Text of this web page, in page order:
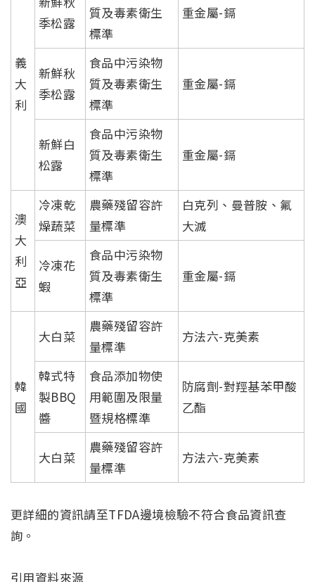
義
大
利
季松露
質及毒素衛生
標準
重金屬-鎘
新鮮秋
季松露
食品中污染物
質及毒素衛生
標準
重金屬-鎘
新鮮白
松露
食品中污染物
質及毒素衛生
標準
重金屬-鎘
澳
大
利
亞
冷凍乾
燥蔬菜
農藥殘留容許
量標準
白克列、曼普胺、氟
大滅
冷凍花
蝦
食品中污染物
質及毒素衛生
標準
重金屬-鎘
韓
國
大白菜
農藥殘留容許
量標準
方法六-克美素
韓式特
製BBQ
醬
食品添加物使
用範圍及限量
暨規格標準
防腐劑-對羥基苯甲酸
乙酯
大白菜
農藥殘留容許
量標準
方法六-克美素
更詳細的資訊請至TFDA邊境檢驗不符合食品資訊查
詢。
引用資料來源